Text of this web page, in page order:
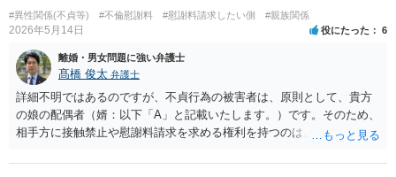
#異性関係(不貞等) #不倫慰謝料 #慰謝料請求したい側 #親族関係
2026年5月14日 役にたった 6
離婚・男女問題に強い弁護士
髙橋 俊太 弁護士
詳細不明ではあるのですが、不貞行為の被害者は、原則として、貴方
の娘の配偶者（婿：以下「A」と記載いたします。）です。そのため、
相手方に接触禁止や慰謝料請求を求める権利を持つのは、基本的にはA
的な根拠が弱いように思われます。Aが慰謝料を請求しない場合であっ